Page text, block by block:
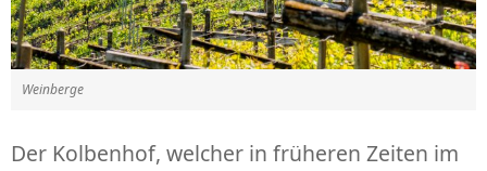
Weinberge
Der Kolbenhof, welcher in früheren Zeiten im